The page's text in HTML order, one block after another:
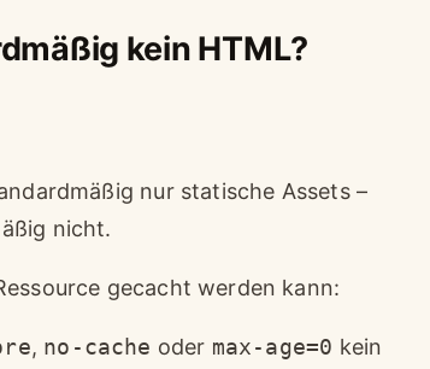
kein HTML?
nur statische Assets –
nicht.
gecacht werden kann:
, no-cache oder max-age=0 kein